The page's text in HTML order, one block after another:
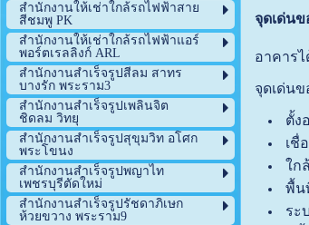
สำนักงานให้เช่าใกล้รถไฟฟ้าสาย
สีชมพู PK
สำนักงานให้เช่าใกล้รถไฟฟ้าแอร์
พอร์ตเรลลิงก์ ARL
สำนักงานสำเร็จรูปสีลม สาทร
บางรัก พระราม3
สำนักงานสำเร็จรูปเพลินจิต
ชิดลม วิทยุ
สำนักงานสำเร็จรูปสุขุมวิท อโศก
พระโขนง
สำนักงานสำเร็จรูปพญาไท
เพชรบุรีตัดใหม่
สำนักงานสำเร็จรูปรัชดาภิเษก
ห้วยขวาง พระราม9
จุดเด่น
อาคาร
จุดเด่น
ตั้ง
เชื่
ใก
พื้น
ระ